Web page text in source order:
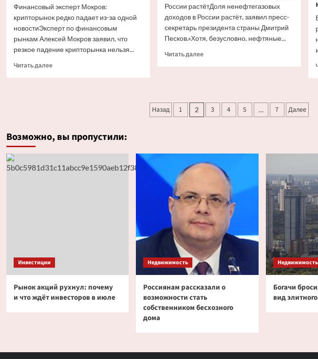
Финансовый эксперт Мокров:
крипторынок редко падает из-за одной
новостиЭксперт по финансовым
рынкам Алексей Мокров заявил, что
резкое падение крипторынка нельзя...
Читать далееПрочитать
падает
одной
России растётДоля ненефтегазовых
доходов в России растёт, заявил пресс-
секретарь президента страны Дмитрий
Песков.«Хотя, безусловно, нефтяные...
Читать далееПрочитать
доходов
в
Пагинация
Назад 1 2 3 4 5 … 7 Далее
Возможно, вы пропустили:
Инвестиции
Рынок акций рухнул: почему
и что ждёт инвесторов в июле
Недвижимость
Россиянам рассказали о
возможности стать
собственником бесхозного
дома
Недвижимость
Богачи
вид